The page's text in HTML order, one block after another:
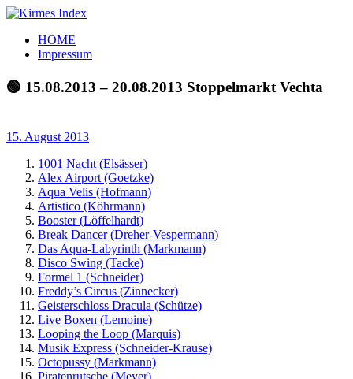
Zum
springen
Kirmes
Index
Tourpläne
der
letzten
HOME
Impressum
🟢 15.08.2013 – 20.08.2013 Stoppelmarkt Vechta
15. August 2013
1001 Nacht (Elsässer)
Alex Airport (Goetzke)
Aqua Velis (Hofmann)
Artistico (Köhrmann)
Booster (Löffelhardt)
Break Dancer (Dreher-Vespermann)
Das Aqua-Labyrinth (Markmann)
Disco Swing (Tacke)
Formel 1 (Schneider)
Freddy’s Circus (Zinnecker)
Geisterschloss Dracula (Schütze)
Live Boxen (Lemoine)
Looping the Loop (Marquis)
Musik Express (Schneider-Krause)
Octopussy (Markmann)